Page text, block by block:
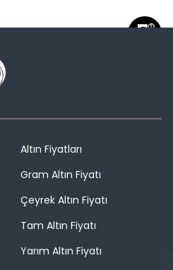
Altın Fiyatları
Gram Altın Fiyatı
Çeyrek Altın Fiyatı
Tam Altın Fiyatı
Yarım Altın Fiyatı